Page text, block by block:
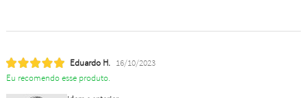
Eduardo H. 16/10/2023
Eu recomendo esse produto.